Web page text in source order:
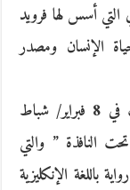
التي أسس لها فرويد
الإنسان ومصدر
هي من مواليد 15 يوليو / تموز 1919 وتوفيت في 8 فبراير/ شباط
النافذة ” والتي
اختيرت عام 1998 كواحدة من أفضل 100 رواية باللغة الإنكليزية